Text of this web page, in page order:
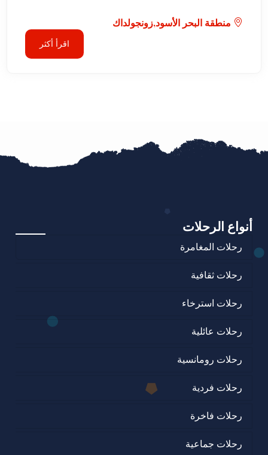
منطقة البحر الأسود,زونجولداك
اقرأ أكثر
أنواع الرحلات
رحلات المغامرة
رحلات ثقافية
رحلات استرخاء
رحلات عائلية
رحلات رومانسية
رحلات فردية
رحلات فاخرة
رحلات جماعية